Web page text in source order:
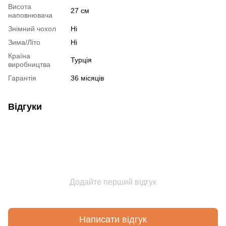
Висота
наповнювача
27 см
Знімний чохол
Ні
Зима/Літо
Ні
Країна
виробництва
Турція
Гарантія 36 місяців
Відгуки
Додайте перший відгук
Написати відгук